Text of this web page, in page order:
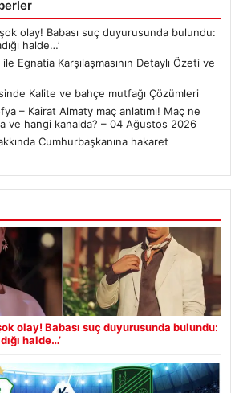
şok olay! Babası suç duyurusunda bulundu:
halde…’
Egnatia Karşılaşmasının Detaylı Özeti ve
Kalite ve bahçe mutfağı Çözümleri
– Kairat Almaty maç anlatımı! Maç ne
ve hangi kanalda? – 04 Ağustos 2026
Cumhurbaşkanına hakaret
olay! Babası suç duyurusunda bulundu:
halde…’